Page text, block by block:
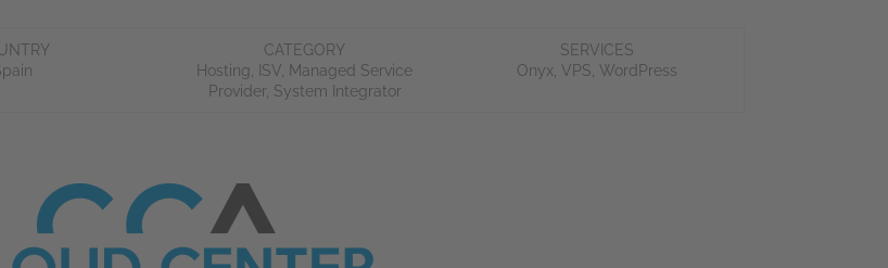
CATEGORY
Hosting ISV Managed Service
Provider, System Integrator
SERVICES
Onyx ,VPS ,WordPress